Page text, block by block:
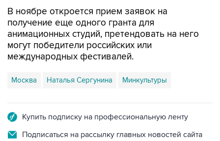
В ноябре откроется прием заявок на
получение еще одного гранта для
анимационных студий, претендовать на него
могут победители российских или
международных фестивалей.
Москва Наталья Сергунина Минкультуры
Купить подписку на профессиональную ленту
Подписаться на рассылку главных новостей сайта